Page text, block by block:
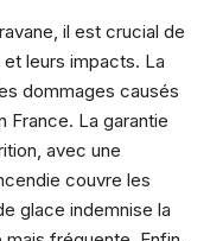
il est crucial de
leurs impacts. La
dommages causés
France. La garantie
avec une
couvre les
glace indemnise la